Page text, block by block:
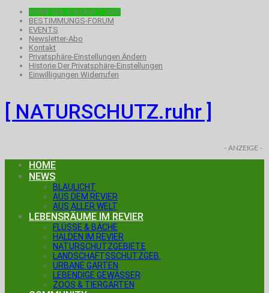
SONNTAG, 9.AUGUST 2026
BESTIMMUNGS-FORUM
EVENTS
Newsletter-Abo
Kontakt
Privatsphäre-Einstellungen Ändern
Historie Der Privatsphäre-Einstellungen
Einwilligungen Widerrufen
[ NATURSCHUTZ.ruhr ]
- ANZEIGE -
HOME
NEWS
BLAULICHT
AUS DEM REVIER
AUS ALLER WELT
LEBENSRÄUME IM REVIER
FLÜSSE & BÄCHE
HALDEN IM REVIER
NATURSCHUTZGEBIETE
LANDSCHAFTSSCHUTZGEB.
URBANE GÄRTEN
LEBENDIGE GEWÄSSER
ZOOS & TIERGÄRTEN